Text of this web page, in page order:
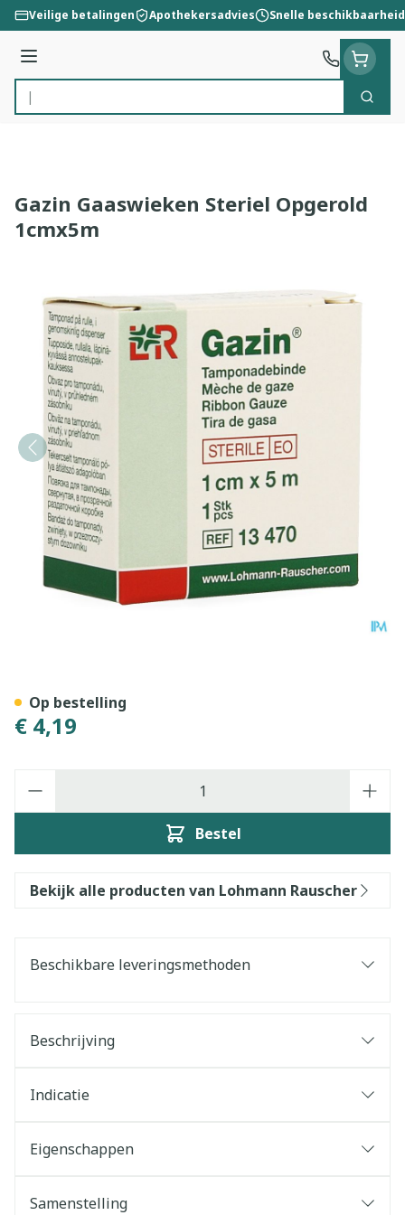
Ga naar de inhoud
Veilige betalingen Apothekersadvies Snelle beschikbaarheid
Menu
Product, merk, categorie...
Zoek
Gazin Gaaswieken Steriel Opgerold
1cmx5m
€ 4,19
Bestel
Op bestelling
Bekijk alle producten van Lohmann Rauscher
Beschikbare leveringsmethoden
Beschrijving
Indicatie
Eigenschappen
Samenstelling